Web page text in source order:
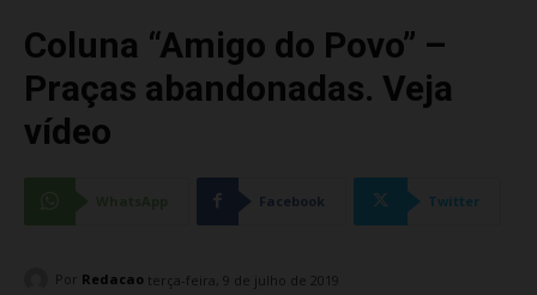
Coluna “Amigo do Povo” –
Praças abandonadas. Veja
vídeo
Facebook Twitter
Por Redacao terça-feira, 9 de julho de 2019